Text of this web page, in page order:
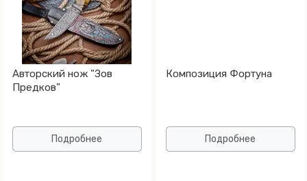
Авторский нож "Зов
Предков"
Подробнее
Композиция Фортуна
Подробнее